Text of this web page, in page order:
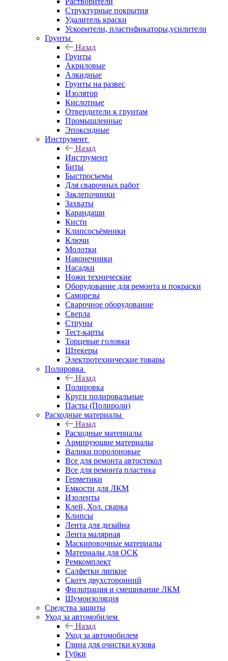
Структурные покрытия
Удалитель краски
Ускорители, пластификаторы,усилители
Грунты
Назад
Грунты
Акриловые
Алкидные
Грунты на развес
Изолятор
Кислотные
Отвердители к грунтам
Промышленные
Эпоксидные
Инструмент
Назад
Инструмент
Биты
Быстросъемы
Для сварочных работ
Заклепочники
Захваты
Карандаши
Кисти
Клипсосъёмники
Ключи
Молотки
Наконечники
Насадки
Ножи технические
Оборудование для ремонта и покраски
Саморезы
Сварочное оборудование
Сверла
Струны
Тест-карты
Торцевые головки
Штекеры
Электротехнические товары
Полировка
Назад
Полировка
Круги полировальные
Пасты (Полироли)
Расходные материалы
Назад
Расходные материалы
Армирующие материалы
Валики поролоновые
Все для ремонта автостекол
Все для ремонта пластика
Герметики
Емкости для ЛКМ
Изоленты
Клей, Хол. сварка
Клипсы
Лента для дизайна
Лента малярная
Маскировочные материалы
Материалы для ОСК
Ремкомплект
Салфетки липкие
Скотч двухсторонний
Фильтрация и смешивание ЛКМ
Шумоизоляция
Средства защиты
Уход за автомобилем
Назад
Уход за автомобилем
Глина для очистки кузова
Губки